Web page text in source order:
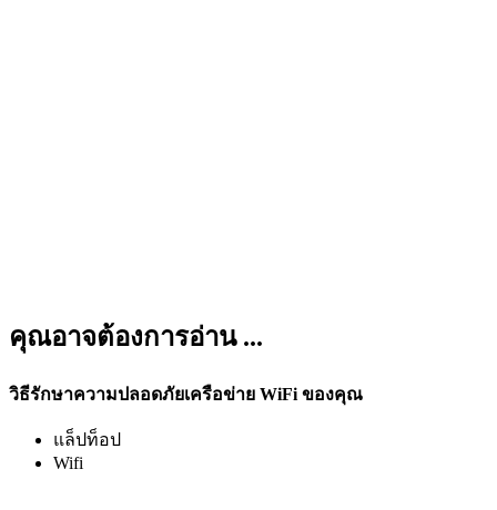
คุณอาจต้องการอ่าน ...
วิธีรักษาความปลอดภัยเครือข่าย WiFi ของคุณ
แล็ปท็อป
Wifi